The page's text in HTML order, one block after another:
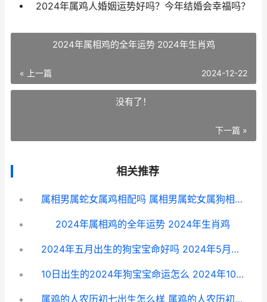
2024年属鸡人婚姻运势好吗？今年结婚会幸福吗？
2024年属相鸡的全年运势 2024年生肖鸡
« 上一篇 2024-12-22
没有了！
下一篇 »
相关推荐
属相男属蛇女属鸡相配吗 属相男属蛇女属狗相配吗
2024年属相鸡的全年运势 2024年生肖鸡
2024年五月出生的狗宝宝命好吗 2024年5月出生
10日出生的2024年狗宝宝命运怎么 2024年10月10日出生命怎么样
属鸡的人农历初七出生怎么样 属鸡的人农历初九出生